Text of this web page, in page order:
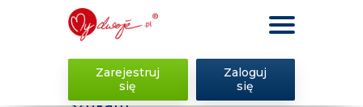
Zarejestruj
się
Zaloguj
się